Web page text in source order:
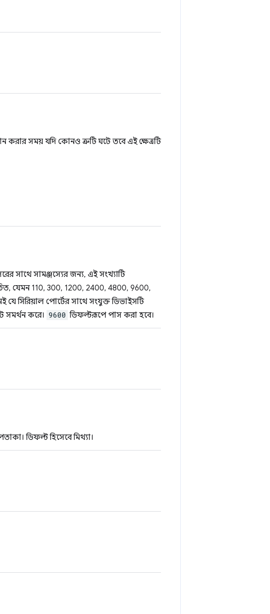
করার সময় যদি কোনও ত্রুটি ঘটে তবে এই ক্ষেত্রটি
সাথে সামঞ্জস্যের জন্য, এই সংখ্যাটি
যেমন 110, 300, 1200, 2400, 4800, 9600,
সিরিয়াল পোর্টের সাথে সংযুক্ত ডিভাইসটি
সমর্থন করে। 9600 ডিফল্টরূপে পাস করা হবে।
ডিফল্ট হিসেবে মিথ্যা।